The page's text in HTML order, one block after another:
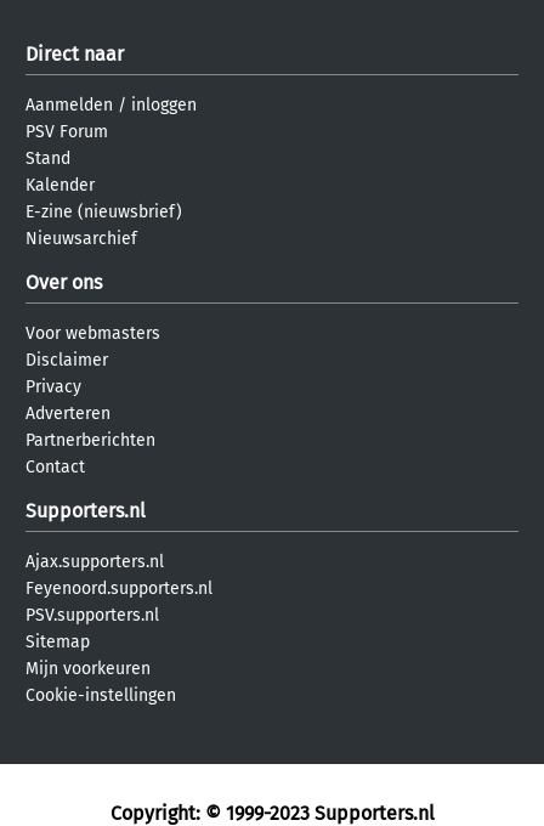
Direct naar
Aanmelden / inloggen
PSV Forum
Stand
Kalender
E-zine (nieuwsbrief)
Nieuwsarchief
Over ons
Voor webmasters
Disclaimer
Privacy
Adverteren
Partnerberichten
Contact
Supporters.nl
Ajax.supporters.nl
Feyenoord.supporters.nl
PSV.supporters.nl
Sitemap
Mijn voorkeuren
Cookie-instellingen
Copyright: © 1999-2023 Supporters.nl